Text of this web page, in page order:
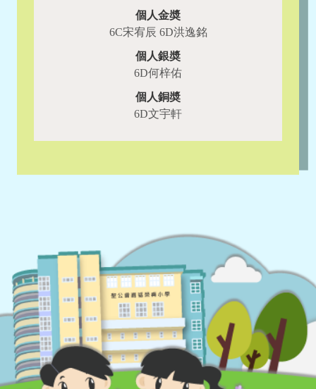
個人金奬
6C宋宥辰 6D洪逸銘
個人銀奬
6D何梓佑
個人銅奬
6D文宇軒